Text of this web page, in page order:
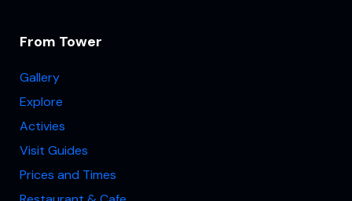
From Tower
Gallery
Explore
Activies
Visit Guides
Prices and Times